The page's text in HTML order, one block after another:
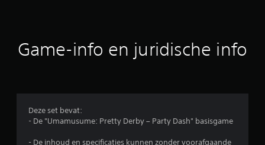
b
r
Game-info en juridische info
Deze set bevat:
- De "Umamusume: Pretty Derby – Party Dash" basisgame
- De inhoud en specificaties kunnen zonder voorafgaande